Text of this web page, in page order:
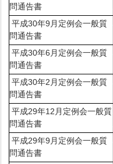
問通告書
平成30年9月定例会一般質
問通告書
平成30年6月定例会一般質
問通告書
平成30年2月定例会一般質
問通告書
平成29年12月定例会一般質
問通告書
平成29年9月定例会一般質
問通告書